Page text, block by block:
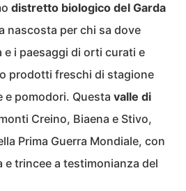
distretto biologico del Garda
nascosta per chi sa dove
e i paesaggi di orti curati e
prodotti freschi di stagione
pomodori. Questa valle di
Creino, Biaena e Stivo,
Prima Guerra Mondiale, con
trincee a testimonianza del